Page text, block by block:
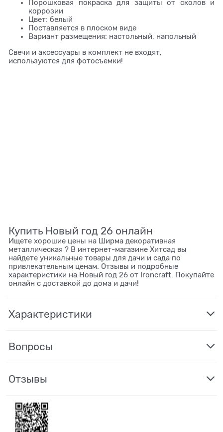
Порошковая покраска для защиты от сколов и
коррозии
Цвет: белый
Поставляется в плоском виде
Вариант размещения: настольный, напольный
Свечи и аксессуары в комплект не входят,
используются для фотосъемки!
Купить Новый год 26 онлайн
Ищете хорошие цены на Ширма декоративная
металлическая ? В интернет-магазине Хитсад вы
найдете уникальные товары для дачи и сада по
привлекательным ценам. Отзывы и подробные
характеристики на Новый год 26 от Ironcraft. Покупайте
онлайн с доставкой до дома и дачи!
Характеристики
Вопросы
Отзывы